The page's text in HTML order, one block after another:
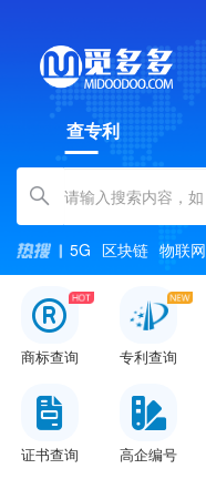
查专利
Amount (in dollars)
5G 区块链 物联网
商标查询 专利查询
证书查询 高企编号